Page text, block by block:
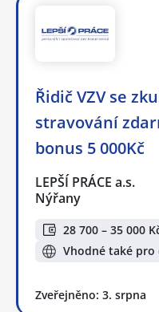
Řidič VZV se
stravování
bonus 5 000Kč
LEPŠÍ PRÁCE a.s.
Nýřany
28 700 – 35 000
Vhodné také pro
Zveřejněno: 3. srpna